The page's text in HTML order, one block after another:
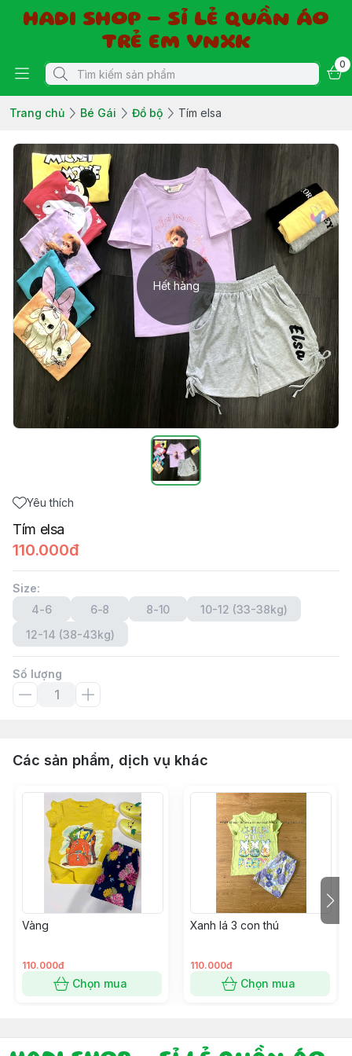
HADI SHOP - SỈ LẺ QUẦN ÁO
TRẺ EM VNXK
0
Trang chủ Bé Gái Đồ bộ Tím elsa
Hết hàng
Yêu thích
Tím elsa
110.000đ
Size:
4-6
6-8 8-10
10-12 (33-38kg)
12-14 (38-43kg)
Số lượng
Các sản phẩm, dịch vụ khác
Vàng
110.000đ
Chọn mua
Xanh lá 3 con thú
110.000đ
Chọn mua